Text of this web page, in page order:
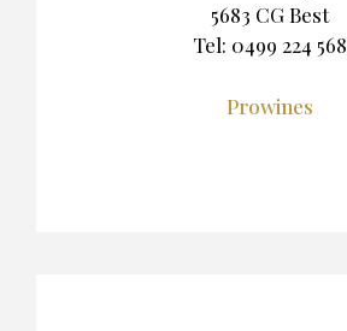
5683 CG Best
Tel: 0499 224 568
Prowines